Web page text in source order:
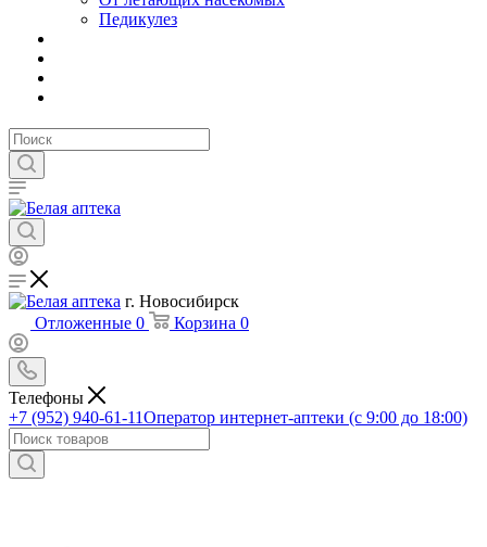
Педикулез
г. Новосибирск
Отложенные 0 Корзина 0
Телефоны
+7 (952) 940-61-11Оператор интернет-аптеки (с 9:00 до 18:00)